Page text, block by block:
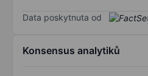
Data poskytnuta od
Konsensus analytiků